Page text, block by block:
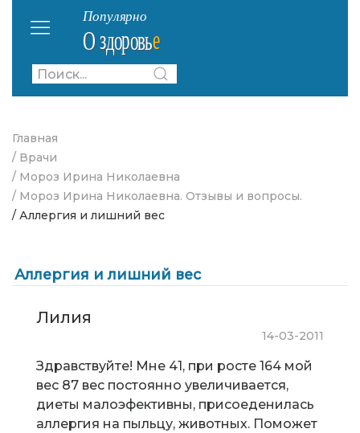
Главная
/ Врачи
/ Мороз Ирина Николаевна
/ Мороз Ирина Николаевна. Отзывы и вопросы.
/ Аллергия и лишний вес
Аллергия и лишний вес
Лилия
14-03-2011
Здравствуйте! Мне 41, при росте 164 мой
вес 87 вес постоянно увеличивается,
диеты малоэфективны, присоеденилась
аллергия на пыльцу, животных. Поможет